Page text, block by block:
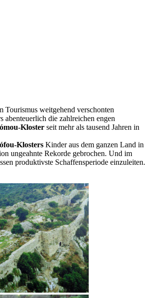
Tourismus weitgehend verschonten
abenteuerlich die zahlreichen engen
Kloster seit mehr als tausend Jahren in
Klosters Kinder aus dem ganzen Land in
ungeahnte Rekorde gebrochen. Und im
produktivste Schaffensperiode einzuleiten.